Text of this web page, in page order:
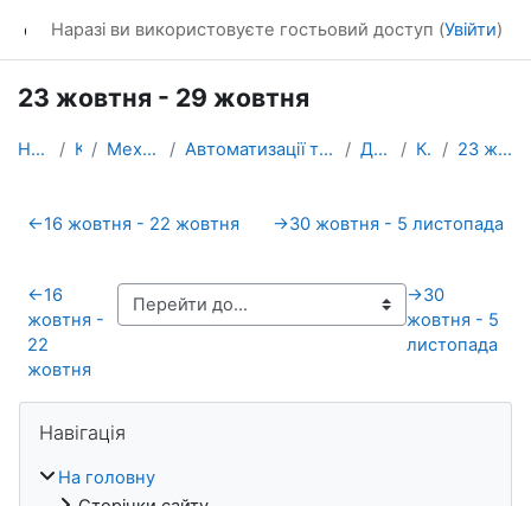
Наразі ви використовуєте гостьовий доступ (Увійти)
23 жовтня - 29 жовтня
На головну Курси Механічний факультет Автоматизації та комп’ютерно-інтегрованих технологій Для перевірки Квал.роб. 23 жовтня - 29 жовтня
Схема розділу
←16 жовтня - 22 жовтня →30 жовтня - 5 листопада
←16
жовтня -
22
жовтня
→30
жовтня - 5
листопада
Навігація
На головну